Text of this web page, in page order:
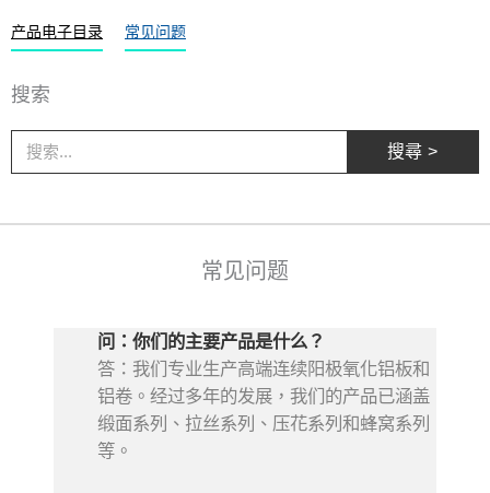
产品电子目录 常见问题
搜索
尋
搜尋 >
常见问题
问：你们的主要产品是什么？
答：我们专业生产高端连续阳极氧化铝板和
铝卷。经过多年的发展，我们的产品已涵盖
缎面系列、拉丝系列、压花系列和蜂窝系列
等。